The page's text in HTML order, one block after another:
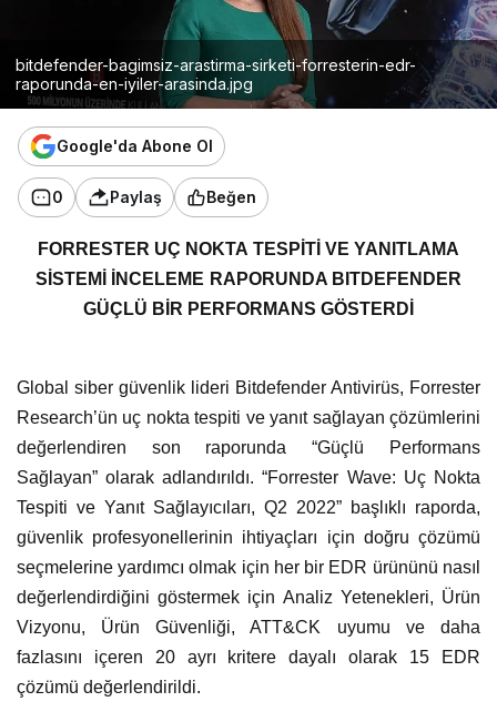
bitdefender-bagimsiz-arastirma-sirketi-forresterin-edr-
raporunda-en-iyiler-arasinda.jpg
Google'da Abone Ol
0 Paylaş Beğen
FORRESTER UÇ NOKTA TESPİTİ VE YANITLAMA
SİSTEMİ İNCELEME RAPORUNDA BITDEFENDER
GÜÇLÜ BİR PERFORMANS GÖSTERDİ
Global siber güvenlik lideri Bitdefender Antivirüs, Forrester
Research’ün uç nokta tespiti ve yanıt sağlayan çözümlerini
değerlendiren son raporunda “Güçlü Performans
Sağlayan” olarak adlandırıldı. “Forrester Wave: Uç Nokta
Tespiti ve Yanıt Sağlayıcıları, Q2 2022” başlıklı raporda,
güvenlik profesyonellerinin ihtiyaçları için doğru çözümü
seçmelerine yardımcı olmak için her bir EDR ürününü nasıl
değerlendirdiğini göstermek için Analiz Yetenekleri, Ürün
Vizyonu, Ürün Güvenliği, ATT&CK uyumu ve daha
fazlasını içeren 20 ayrı kritere dayalı olarak 15 EDR
çözümü değerlendirildi.